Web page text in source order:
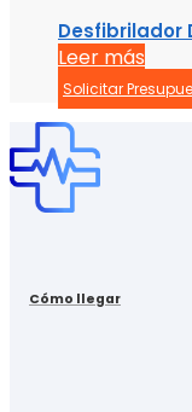
Desfibrilador
Leer más
Solicitar
Cómo llegar